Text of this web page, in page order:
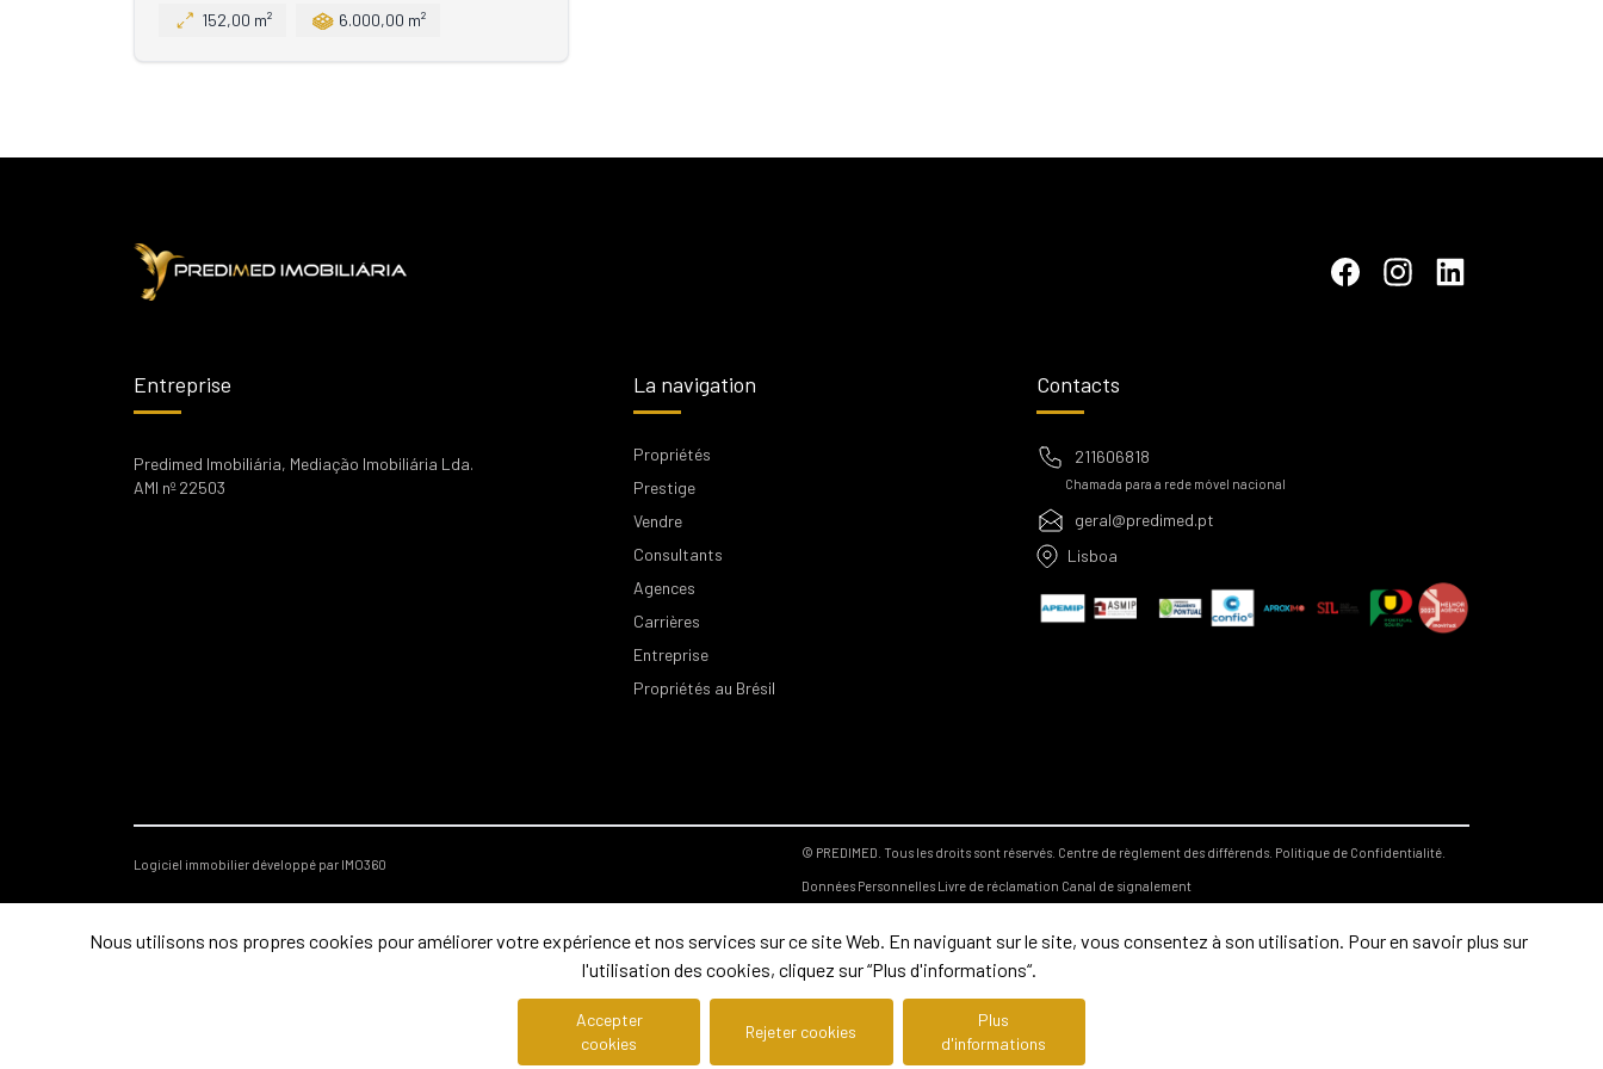
152,00 m² 6.000,00 m²
Entreprise
Predimed Imobiliária, Mediação Imobiliária Lda.
AMI nº 22503
La navigation
Propriétés
Prestige
Vendre
Consultants
Agences
Carrières
Entreprise
Propriétés au Brésil
Contacts
211606818
Chamada para a rede móvel nacional
geral@predimed.pt
Lisboa
Logiciel immobilier développé par IMO360
© PREDIMED. Tous les droits sont réservés. Centre de règlement des différends. Politique de Confidentialité.
Données PersonnellesLivre de réclamation Canal de signalement
Nous utilisons nos propres cookies pour améliorer votre expérience et nos services sur ce site Web. En naviguant sur le site, vous consentez à son utilisation. Pour en savoir plus sur
l'utilisation des cookies, cliquez sur “Plus d'informations“.
Accepter
cookies
Rejeter cookies
Plus
d'informations